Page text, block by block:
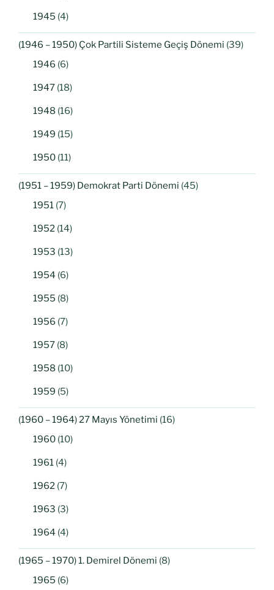
1945 (4)
(1946 – 1950) Çok Partili Sisteme Geçiş Dönemi (39)
1946 (6)
1947 (18)
1948 (16)
1949 (15)
1950 (11)
(1951 – 1959) Demokrat Parti Dönemi (45)
1951 (7)
1952 (14)
1953 (13)
1954 (6)
1955 (8)
1956 (7)
1957 (8)
1958 (10)
1959 (5)
(1960 – 1964) 27 Mayıs Yönetimi (16)
1960 (10)
1961 (4)
1962 (7)
1963 (3)
1964 (4)
(1965 – 1970) 1. Demirel Dönemi (8)
1965 (6)